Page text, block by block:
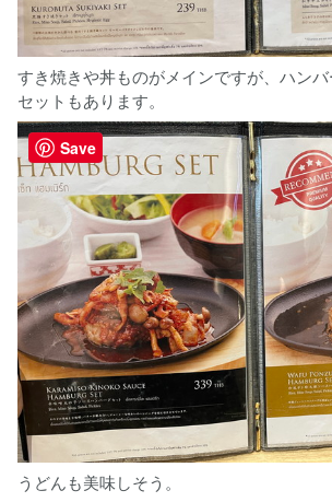
すき焼きや丼ものがメインですが、ハン
セットもあります。
うどんも美味しそう。
Save